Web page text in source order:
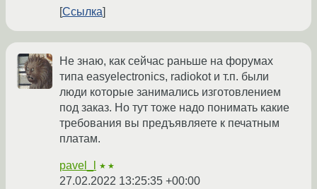
Ссылка
Не знаю, как сейчас раньше на форумах
типа easyelectronics, radiokot и т.п. были
люди которые занимались изготовлением
под заказ. Но тут тоже надо понимать какие
требования вы предъявляете к печатным
платам.
pavel_l ★★
27.02.2022 13:25:35 +00:00